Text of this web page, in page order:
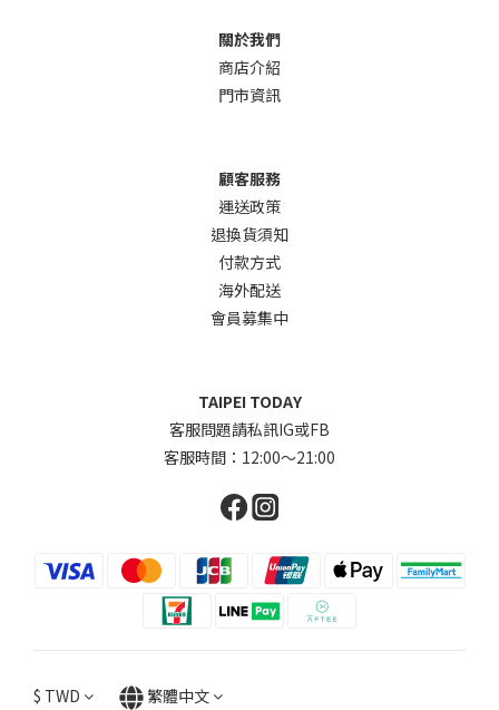
關於我們
商店介紹
門市資訊
顧客服務
運送政策
退換貨須知
付款方式
海外配送
會員募集中
TAIPEI TODAY
客服問題請私訊IG或FB
客服時間：12:00～21:00
$ TWD 繁體中文